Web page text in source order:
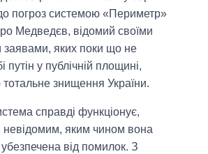
погроз системою «Периметр»
Медведєв, відомий своїми
заявами, яких поки що не
путін у публічній площині,
знищення України.
справді функціонує,
невідомим, яким чином вона
від помилок. З